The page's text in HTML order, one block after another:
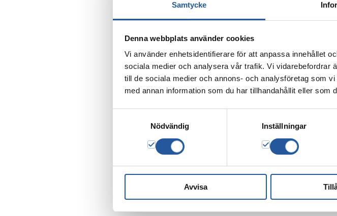
Samtycke
Denna webbplats använder cookies
Vi använder enhetsidentifierare för att anpassa innehållet
sociala medier och analysera vår trafik. Vi vidarebefordrar
till de sociala medier och annons- och analysföretag som
med annan information som du har tillhandahållit eller som
Nödvändig
Inställningar
Avvisa